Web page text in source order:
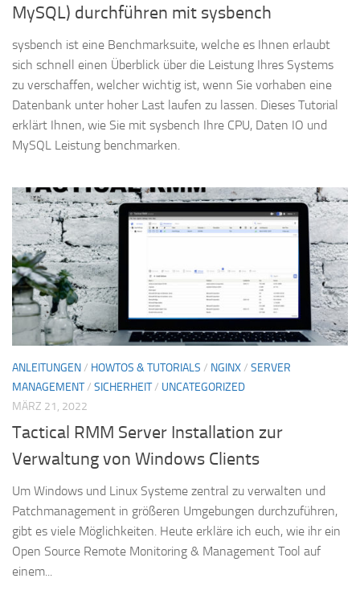
MySQL) durchführen mit sysbench
sysbench ist eine Benchmarksuite, welche es Ihnen erlaubt
sich schnell einen Überblick über die Leistung Ihres Systems
zu verschaffen, welcher wichtig ist, wenn Sie vorhaben eine
Datenbank unter hoher Last laufen zu lassen. Dieses Tutorial
erklärt Ihnen, wie Sie mit sysbench Ihre CPU, Daten IO und
MySQL Leistung benchmarken.
ANLEITUNGEN/ HOWTOS & TUTORIALS / NGINX/ SERVER
MANAGEMENT/ SICHERHEIT/ UNCATEGORIZED
MÄRZ 21, 2022
Tactical RMM Server Installation zur
Verwaltung von Windows Clients
Um Windows und Linux Systeme zentral zu verwalten und
Patchmanagement in größeren Umgebungen durchzuführen,
gibt es viele Möglichkeiten. Heute erkläre ich euch, wie ihr ein
Open Source Remote Monitoring & Management Tool auf
einem...